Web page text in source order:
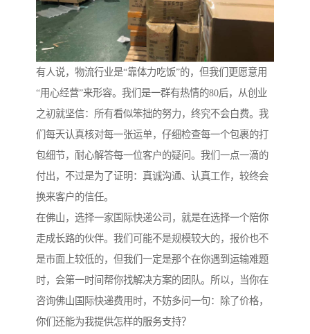
有人说，物流行业是“靠体力吃饭”的，但我们更愿意用
“用心经营”来形容。我们是一群有热情的80后，从创业
之初就坚信：所有看似笨拙的努力，终究不会白费。我
们每天认真核对每一张运单，仔细检查每一个包裹的打
包细节，耐心解答每一位客户的疑问。我们一点一滴的
付出，不过是为了证明：真诚沟通、认真工作，较终会
换来客户的信任。
在佛山，选择一家国际快递公司，就是在选择一个陪你
走成长路的伙伴。我们可能不是规模较大的，报价也不
是市面上较低的，但我们一定是那个在你遇到运输难题
时，会第一时间帮你找解决方案的团队。所以，当你在
咨询佛山国际快递费用时，不妨多问一句：除了价格，
你们还能为我提供怎样的服务支持？